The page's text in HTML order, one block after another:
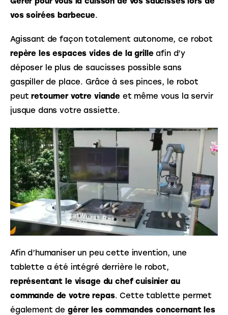
vos soirées barbecue.
Agissant de façon totalement autonome, ce robot
repère les espaces vides de la grille afin d’y
déposer le plus de saucisses possible sans
gaspiller de place. Grâce à ses pinces, le robot
peut retourner votre viande et même vous la servir
jusque dans votre assiette.
Afin d’humaniser un peu cette invention, une
tablette a été intégré derrière le robot,
représentant le visage du chef cuisinier au
commande de votre repas. Cette tablette permet
également de gérer les commandes concernant les